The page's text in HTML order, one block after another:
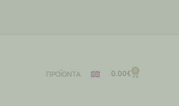
ΠΡΟΪΟΝΤΑ 0.00€ 0